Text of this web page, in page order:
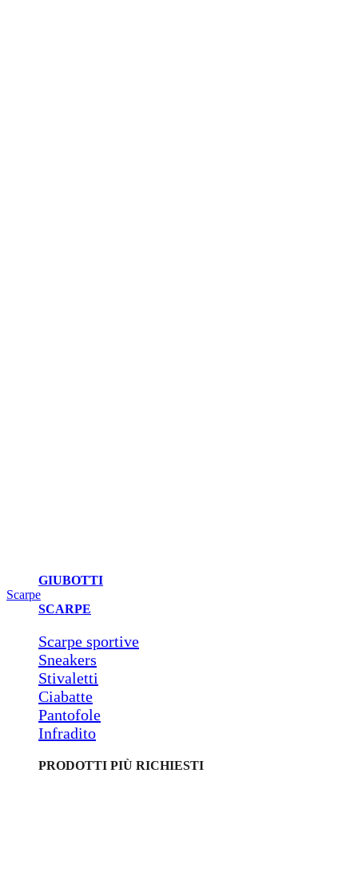
GIUBOTTI
Scarpe
SCARPE
Scarpe sportive
Sneakers
Stivaletti
Ciabatte
Pantofole
Infradito
PRODOTTI PIÙ RICHIESTI